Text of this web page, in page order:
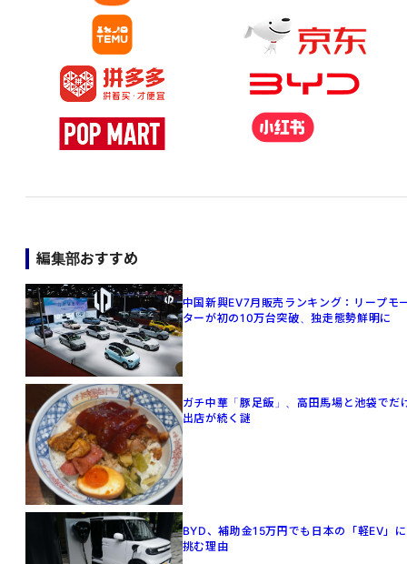
編集部おすすめ
中国新興EV7月販売ランキング：リープモ
ターが初の10万台突破、独走態勢鮮明に
ガチ中華「豚足飯」、高田馬場と池袋でだ
出店が続く謎
BYD、補助金15万円でも日本の「軽EV」に
挑む理由